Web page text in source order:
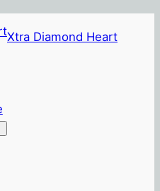
Xtra Diamond Heart